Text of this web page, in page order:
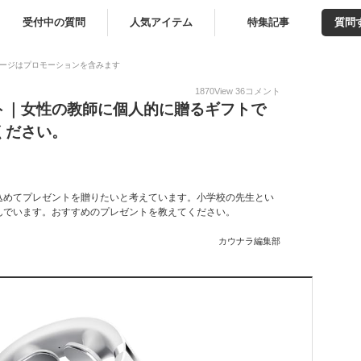
受付中の質問 人気アイテム 特集記事 質問
ジはプロモーションを含みます
1870View 36コメント
女性の教師に個人的に贈るギフトで
さい。
てプレゼントを贈りたいと考えています。小学校の先生とい
います。おすすめのプレゼントを教えてください。
カウナラ編集部